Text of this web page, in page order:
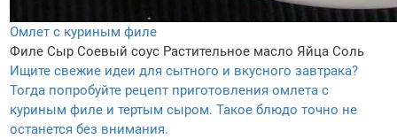
Омлет с куриным филе
Филе Сыр Соевый соус Растительное масло Яйца Соль
Ищите свежие идеи для сытного и вкусного завтрака?
Тогда попробуйте рецепт приготовления омлета с
куриным филе и тертым сыром. Такое блюдо точно не
останется без внимания.